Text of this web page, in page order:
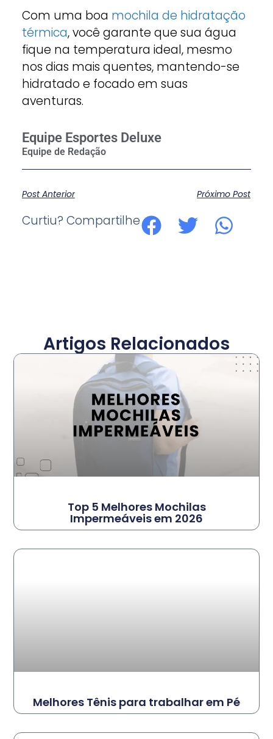
Com uma boa mochila de hidratação
térmica, você garante que sua água
fique na temperatura ideal, mesmo
nos dias mais quentes, mantendo-se
hidratado e focado em suas
aventuras.
Equipe Esportes Deluxe
Post Anterior Próximo Post
Curtiu? Compartilhe
Artigos Relacionados
Top 5 Melhores Mochilas
Impermeáveis em 2026
Melhores Tênis para trabalhar em Pé